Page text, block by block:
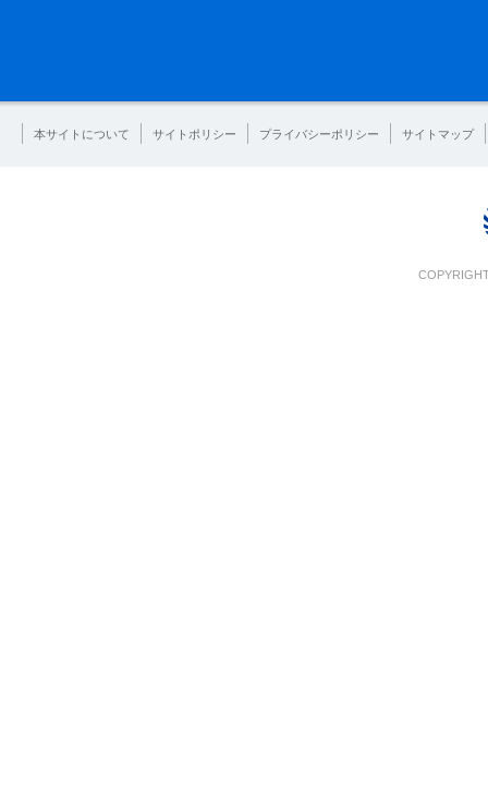
本サイトについて サイトポリシー プライバシーポリシー サイトマップ